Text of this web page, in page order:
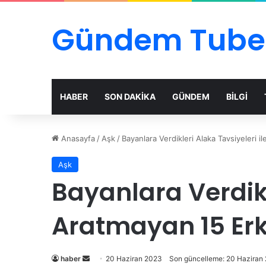
Gündem Tube
HABER SON DAKİKA GÜNDEM BİLGİ
Anasayfa / Aşk / Bayanlara Verdikleri Alaka Tavsiyeleri
Aşk
Bayanlara
Aratmayan 15
haber
Bir
20 Haziran 2023 Son güncelleme: 20 Haziran